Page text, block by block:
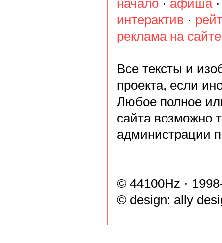
начало · афиша
интерактив ·
реклама на сайте
Все тексты и
проекта, если
Любое полное
сайта возможно
администрации
© 44100Hz ·
© design: ally